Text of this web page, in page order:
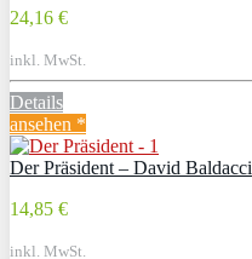
24,16 €
inkl. MwSt.
Details
ansehen *
Der Präsident – David Baldacci
14,85 €
inkl. MwSt.